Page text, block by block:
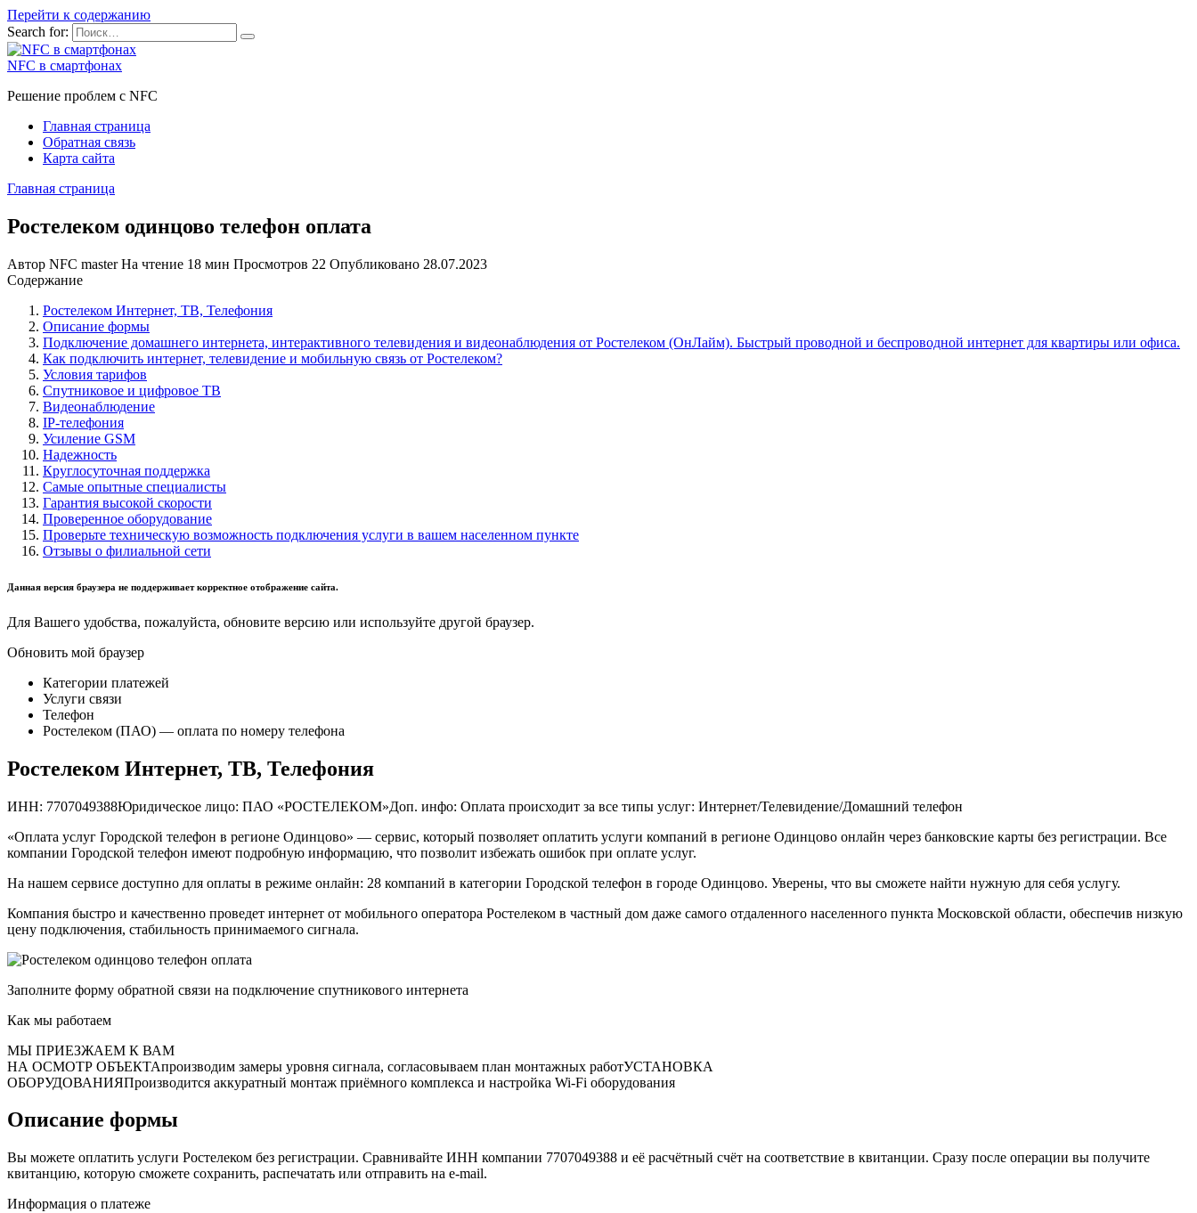
Перейти к содержанию
Search for:
NFC в смартфонах
Решение проблем с NFC
Главная страница
Обратная связь
Карта сайта
Главная страница
Ростелеком одинцово телефон оплата
Автор NFC master На чтение 18 мин Просмотров 22 Опубликовано 28.07.2023
Содержание
Ростелеком Интернет, ТВ, Телефония
Описание формы
Подключение домашнего интернета, интерактивного телевидения и видеонаблюдения от Ростелеком (ОнЛайм). Быстрый проводной и беспроводной интернет для квартиры или офиса.
Как подключить интернет, телевидение и мобильную связь от Ростелеком?
Условия тарифов
Спутниковое и цифровое ТВ
Видеонаблюдение
IP-телефония
Усиление GSM
Надежность
Круглосуточная поддержка
Самые опытные специалисты
Гарантия высокой скорости
Проверенное оборудование
Проверьте техническую возможность подключения услуги в вашем населенном пункте
Отзывы о филиальной сети
Данная версия браузера не поддерживает корректное отображение сайта.
Для Вашего удобства, пожалуйста, обновите версию или используйте другой браузер.
Обновить мой браузер
Категории платежей
Услуги связи
Телефон
Ростелеком (ПАО) — оплата по номеру телефона
Ростелеком Интернет, ТВ, Телефония
ИНН: 7707049388Юридическое лицо: ПАО «РОСТЕЛЕКОМ»Доп. инфо: Оплата происходит за все типы услуг: Интернет/Телевидение/Домашний телефон
«Оплата услуг Городской телефон в регионе Одинцово» — сервис, который позволяет оплатить услуги компаний в регионе Одинцово онлайн через банковские карты без регистрации. Все
компании Городской телефон имеют подробную информацию, что позволит избежать ошибок при оплате услуг.
На нашем сервисе доступно для оплаты в режиме онлайн: 28 компаний в категории Городской телефон в городе Одинцово. Уверены, что вы сможете найти нужную для себя услугу.
Компания быстро и качественно проведет интернет от мобильного оператора Ростелеком в частный дом даже самого отдаленного населенного пункта Московской области, обеспечив низкую
цену подключения, стабильность принимаемого сигнала.
Заполните форму обратной связи на подключение спутникового интернета
Как мы работаем
МЫ ПРИЕЗЖАЕМ К ВАМ
НА ОСМОТР ОБЪЕКТАпроизводим замеры уровня сигнала, согласовываем план монтажных работУСТАНОВКА
ОБОРУДОВАНИЯПроизводится аккуратный монтаж приёмного комплекса и настройка Wi-Fi оборудования
Описание формы
Вы можете оплатить услуги Ростелеком без регистрации. Сравнивайте ИНН компании 7707049388 и её расчётный счёт на соответствие в квитанции. Сразу после операции вы получите
квитанцию, которую сможете сохранить, распечатать или отправить на e-mail.
Информация о платеже